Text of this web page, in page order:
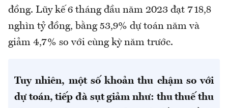
đồng. Lũy kế 6 tháng đầu năm 2023 đạt 718,8
nghìn tỷ đồng, bằng 53,9% dự toán năm và
giảm 4,7% so với cùng kỳ năm trước.
Tuy nhiên, một số khoản thu chậm so với
dự toán, tiếp đà sụt giảm như: thu thuế thu